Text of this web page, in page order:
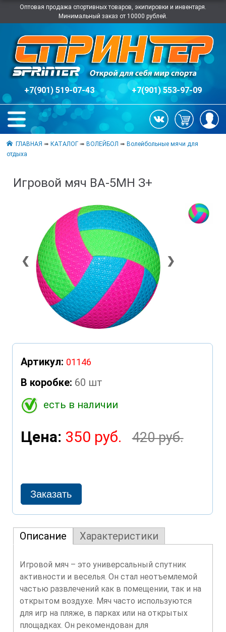
Оптовая продажа спортивных товаров, экипировки и инвентаря.
Минимальный заказ от 10000 рублей.
+7(901) 519-07-43 +7(901) 553-97-09
ГЛАВНАЯ ➠КАТАЛОГ ➠ВОЛЕЙБОЛ ➠Волейбольные мячи для
отдыха
Игровой мяч ВА-5МН З+
❮ ❯
Артикул: 01146
В коробке: 60 шт
есть в наличии
Цена: 350 руб. 420 руб.
Описание Характеристики
Игровой мяч – это универсальный спутник
активности и веселья. Он стал неотъемлемой
частью развлечений как в помещении, так и на
открытом воздухе. Мяч часто используются
для игр на пляже, в парках или на открытых
площадках. Он рекомендован для